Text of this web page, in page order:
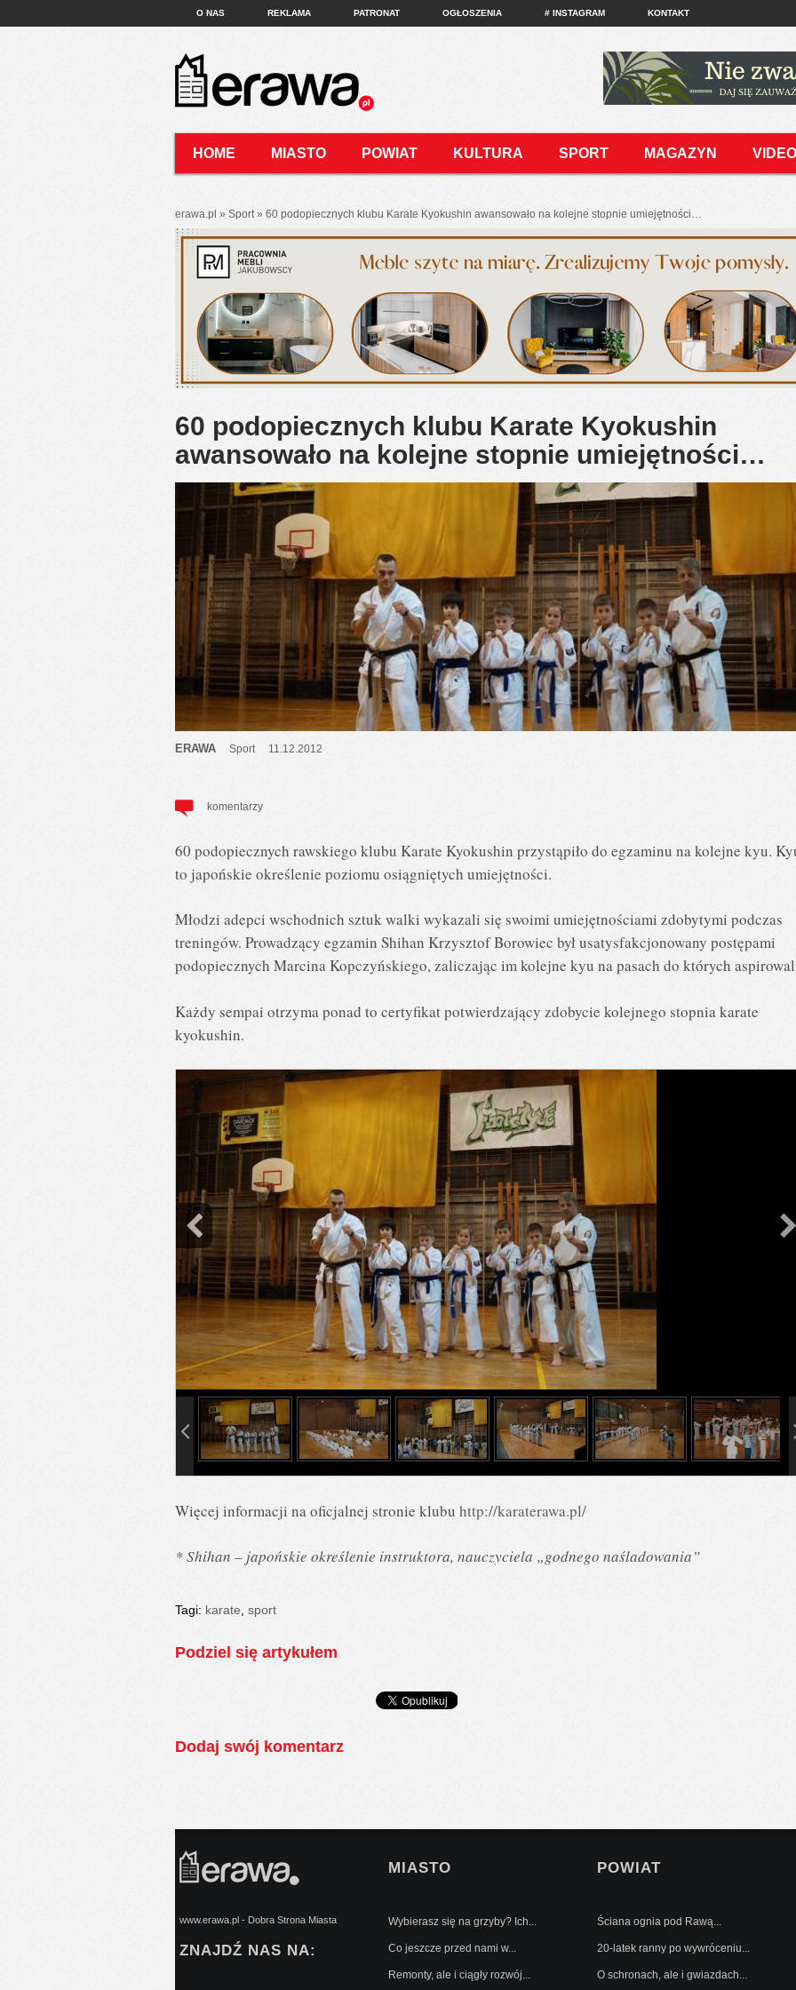
O NAS REKLAMA PATRONAT OGŁOSZENIA # INSTAGRAM KONTAKT
HOME MIASTO POWIAT KULTURA SPORT MAGAZYN VIDEO
erawa.pl » Sport » 60 podopiecznych klubu Karate Kyokushin awansowało na kolejne stopnie umiejętności…
60 podopiecznych klubu Karate Kyokushin
awansowało na kolejne stopnie umiejętności…
ERAWA Sport 11.12.2012
komentarzy
60 podopiecznych rawskiego klubu Karate Kyokushin przystąpiło do egzaminu na kolejne kyu.
to japońskie określenie poziomu osiągniętych umiejętności.
Młodzi adepci wschodnich sztuk walki wykazali się swoimi umiejętnościami zdobytymi podczas
treningów. Prowadzący egzamin Shihan Krzysztof Borowiec był usatysfakcjonowany postępami
podopiecznych Marcina Kopczyńskiego, zaliczając im kolejne kyu na pasach do których
Każdy sempai otrzyma ponad to certyfikat potwierdzający zdobycie kolejnego stopnia karate
kyokushin.
info heading
info content
Więcej informacji na oficjalnej stronie klubu http://karaterawa.pl/
* Shihan – japońskie określenie instruktora, nauczyciela „godnego naśladowania”
Tagi: karate sport
Podziel się artykułem
Dodaj swój komentarz
www.erawa.pl - Dobra Strona Miasta
ZNAJDŹ NAS NA:
MIASTO
Wybierasz się na grzyby? Ich...
Co jeszcze przed nami w...
Remonty, ale i ciągły rozwój...
POWIAT
Ściana ognia pod Rawą...
20-latek ranny po wywróceniu...
O schronach, ale i gwiazdach...